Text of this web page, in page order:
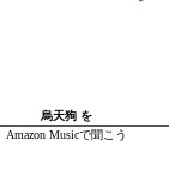
烏天狗 を
Amazon Musicで聞こう